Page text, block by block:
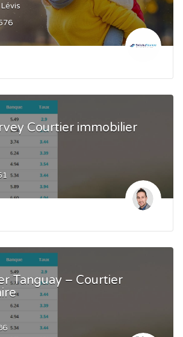
Courtier immobilier
Tanguay – Courtier